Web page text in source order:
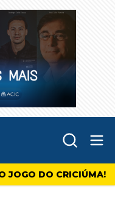
JOGO DO CRICIÚMA!